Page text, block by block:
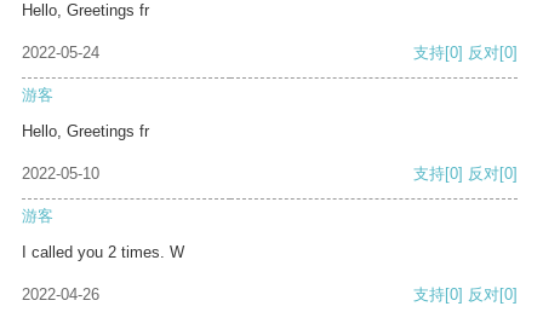
Hello, Greetings fr
2022-05-24 支持[0] 反对[0]
游客
Hello, Greetings fr
2022-05-10 支持[0] 反对[0]
游客
I called you 2 times. W
2022-04-26 支持[0] 反对[0]